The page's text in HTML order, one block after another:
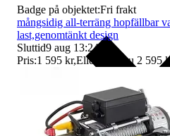
Badge på objektet:Fri frakt
mångsidig all-terräng hopfällbar
last,genomtänkt design
Sluttid9 aug 13:24
Pris:1 595 kr,Eller Köp nu 2 595 kr